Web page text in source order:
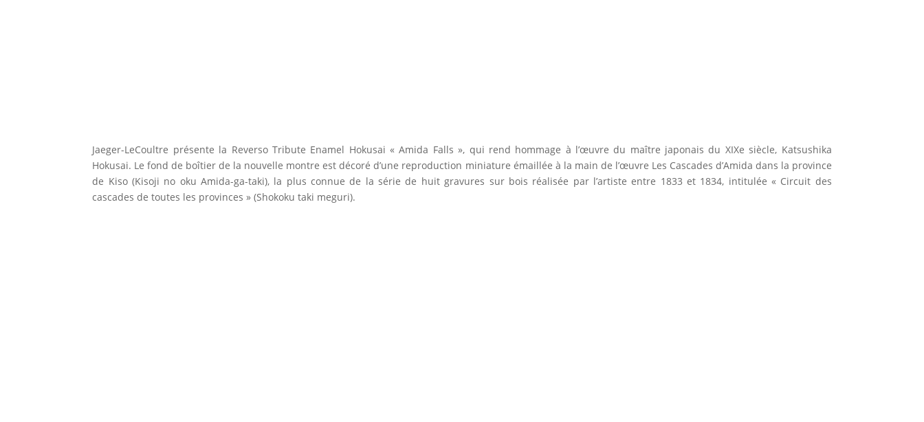
Jaeger-LeCoultre présente la Reverso Tribute Enamel Hokusai « Amida Falls », qui rend hommage à l’œuvre du maître japonais du XIXe siècle, Katsushika
Hokusai. Le fond de boîtier de la nouvelle montre est décoré d’une reproduction miniature émaillée à la main de l’œuvre Les Cascades d’Amida dans la province
de Kiso (Kisoji no oku Amida-ga-taki), la plus connue de la série de huit gravures sur bois réalisée par l’artiste entre 1833 et 1834, intitulée « Circuit des
cascades de toutes les provinces » (Shokoku taki meguri).